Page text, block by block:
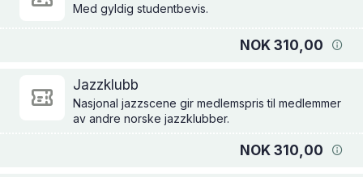
Med gyldig studentbevis.
NOK 310,00
Jazzklubb
Nasjonal jazzscene gir medlemspris til medlemmer
av andre norske jazzklubber.
NOK 310,00